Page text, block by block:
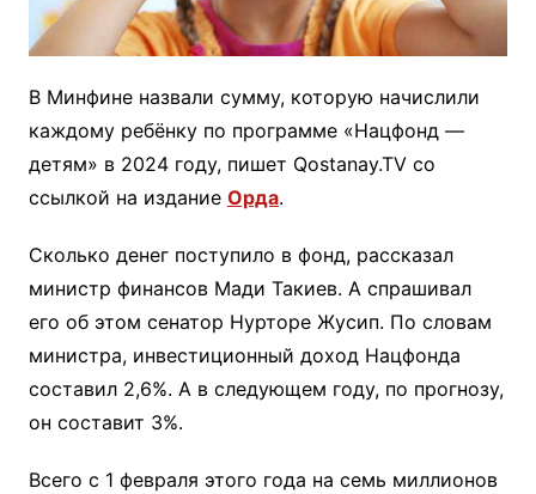
В Минфине назвали сумму, которую начислили
каждому ребёнку по программе «Нацфонд —
детям» в 2024 году, пишет Qostanay.TV со
ссылкой на издание Орда.
Сколько денег поступило в фонд, рассказал
министр финансов Мади Такиев. А спрашивал
его об этом сенатор Нурторе Жусип. По словам
министра, инвестиционный доход Нацфонда
составил 2,6%. А в следующем году, по прогнозу,
он составит 3%.
Всего с 1 февраля этого года на семь миллионов